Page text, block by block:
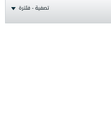
تصفية - فلترة